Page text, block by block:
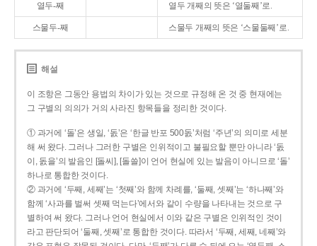
열두-째 열두 개째의 뜻은 ‘열둘째’로.
스물두-째 스물두 개째의 뜻은 ‘스물둘째’로.
해설
이 조항은 그동안 용법의 차이가 있는 것으로 규정해 온 것 중 현재에는
그 구별의 의의가 거의 사라진 항목들을 정리한 것이다.
① 과거에 ‘돌’은 생일, ‘돐’은 ‘한글 반포 500돐’처럼 ‘주년’의 의미로 세분
해 써 왔다. 그러나 그러한 구별은 인위적이고 불필요할 뿐만 아니라 ‘돐
이, 돐을’의 발음인 [돌씨], [돌쓸]이 언어 현실에 있는 발음이 아니므로 ‘돌’
하나로 통합한 것이다.
② 과거에 ‘두째, 세째’는 ‘첫째’와 함께 차례를, ‘둘째, 셋째’는 ‘하나째’와
함께 ‘사과를 벌써 셋째 먹는다’에서와 같이 수량을 나타내는 것으로 구
별하여 써 왔다. 그러나 언어 현실에서 이와 같은 구별은 인위적인 것이
라고 판단되어 ‘둘째, 셋째’로 통합한 것이다. 따라서 ‘두째, 세째, 네째’와